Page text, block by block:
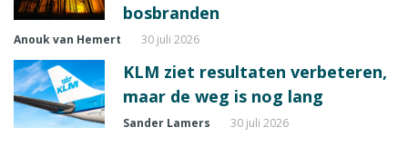
bosbranden
Anouk van Hemert 30 juli 2026
KLM ziet resultaten verbeteren,
maar de weg is nog lang
Sander Lamers 30 juli 2026